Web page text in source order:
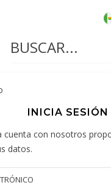
INICIA SESIÓN
cuenta con nosotros
datos.